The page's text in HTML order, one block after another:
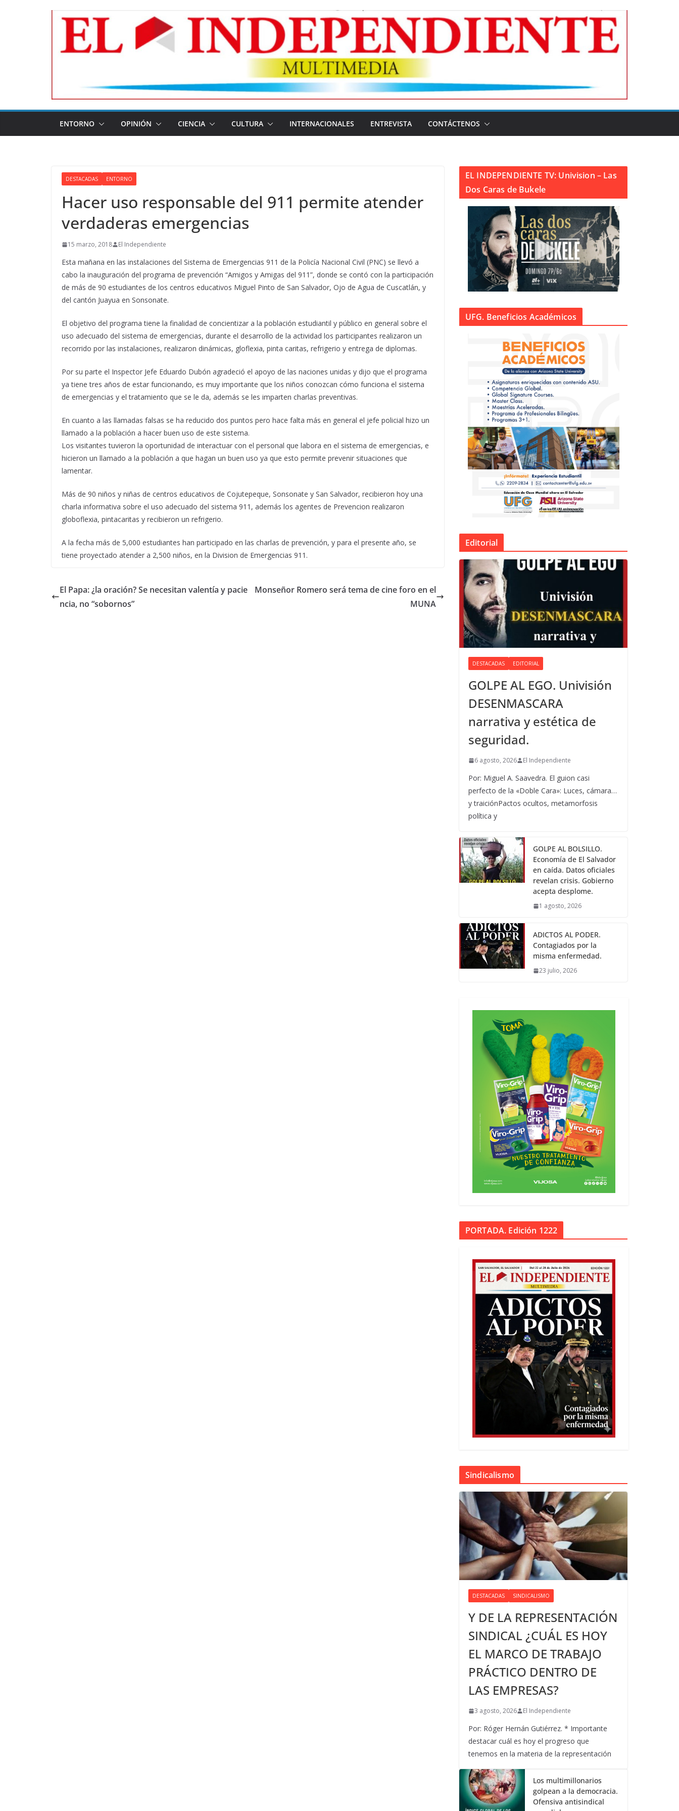
ENTORNO OPINIÓN CIENCIA CULTURA INTERNACIONALES ENTREVISTA CONTÁCTENOS
DESTACADAS ENTORNO
Hacer uso responsable del 911 permite atender
verdaderas emergencias
15 marzo, 2018 El Independiente
Esta mañana en las instalaciones del Sistema de Emergencias 911 de la Policía Nacional Civil (PNC) se llevó a
cabo la inauguración del programa de prevención “Amigos y Amigas del 911”, donde se contó con la participación
de más de 90 estudiantes de los centros educativos Miguel Pinto de San Salvador, Ojo de Agua de Cuscatlán, y
del cantón Juayua en Sonsonate.
El objetivo del programa tiene la finalidad de concientizar a la población estudiantil y público en general sobre el
uso adecuado del sistema de emergencias, durante el desarrollo de la actividad los participantes realizaron un
recorrido por las instalaciones, realizaron dinámicas, gloflexia, pinta caritas, refrigerio y entrega de diplomas.
Por su parte el Inspector Jefe Eduardo Dubón agradeció el apoyo de las naciones unidas y dijo que el programa
ya tiene tres años de estar funcionando, es muy importante que los niños conozcan cómo funciona el sistema
de emergencias y el tratamiento que se le da, además se les imparten charlas preventivas.
En cuanto a las llamadas falsas se ha reducido dos puntos pero hace falta más en general el jefe policial hizo un
llamado a la población a hacer buen uso de este sistema.
Los visitantes tuvieron la oportunidad de interactuar con el personal que labora en el sistema de emergencias, e
hicieron un llamado a la población a que hagan un buen uso ya que esto permite prevenir situaciones que
lamentar.
Más de 90 niños y niñas de centros educativos de Cojutepeque, Sonsonate y San Salvador, recibieron hoy una
charla informativa sobre el uso adecuado del sistema 911, además los agentes de Prevencion realizaron
globoflexia, pintacaritas y recibieron un refrigerio.
A la fecha más de 5,000 estudiantes han participado en las charlas de prevención, y para el presente año, se
tiene proyectado atender a 2,500 niños, en la Division de Emergencias 911.
El Papa: ¿la oración? Se necesitan valentía y pacie
ncia, no “sobornos”
Monseñor Romero será tema de cine foro en el
MUNA
EL INDEPENDIENTE TV: Univision – Las
Dos Caras de Bukele
UFG. Beneficios Académicos
Editorial
DESTACADAS EDITORIAL
GOLPE AL EGO. Univisión
DESENMASCARA
narrativa y estética de
seguridad.
6 agosto, 2026 El Independiente
Por: Miguel A. Saavedra. El guion casi
perfecto de la «Doble Cara»: Luces, cámara…
y traiciónPactos ocultos, metamorfosis
política y
GOLPE AL BOLSILLO.
Economía de El Salvador
en caída. Datos oficiales
revelan crisis. Gobierno
acepta desplome.
1 agosto, 2026
ADICTOS AL PODER.
Contagiados por la
misma enfermedad.
23 julio, 2026
PORTADA. Edición 1222
Sindicalismo
DESTACADAS SINDICALISMO
Y DE LA REPRESENTACIÓN
SINDICAL ¿CUÁL ES HOY
EL MARCO DE TRABAJO
PRÁCTICO DENTRO DE
LAS EMPRESAS?
3 agosto, 2026 El Independiente
Por: Róger Hernán Gutiérrez. * Importante
destacar cuál es hoy el progreso que
tenemos en la materia de la representación
Los multimillonarios
golpean a la democracia.
Ofensiva antisindical